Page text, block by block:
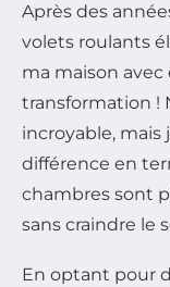
Après des
volets roulants
ma maison avec
transformation !
incroyable, mais
différence en
chambres sont
sans craindre le
En optant pour